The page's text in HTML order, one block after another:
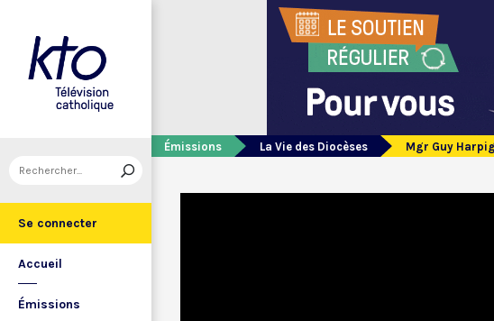
Se connecter
Accueil
Émissions
Émissions La Vie des Diocèses Mgr Guy